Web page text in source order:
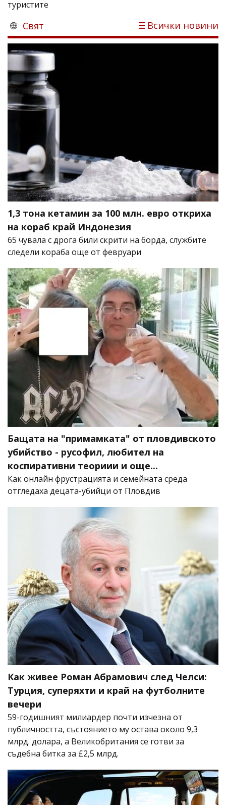
туристите
Свят Всички новини
1,3 тона кетамин за 100 млн. евро откриха
на кораб край Индонезия
65 чувала с дрога били скрити на борда, службите
следели кораба още от февруари
Бащата на "примамката" от пловдивското
убийство - русофил, любител на
коспиративни теориии и още...
Как онлайн фрустрацията и семейната среда
отгледаха децата-убийци от Пловдив
Как живее Роман Абрамович след Челси:
Турция, суперяхти и край на футболните
вечери
59-годишният милиардер почти изчезна от
публичността, състоянието му остава около 9,3
млрд. долара, а Великобритания се готви за
съдебна битка за £2,5 млрд.